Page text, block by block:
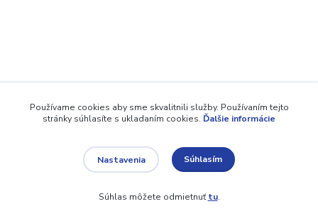
Používame cookies aby sme skvalitnili služby. Používaním tejto
stránky súhlasíte s ukladaním cookies. Ďalšie informácie
Nastavenia Súhlasím
Súhlas môžete odmietnuťtu.